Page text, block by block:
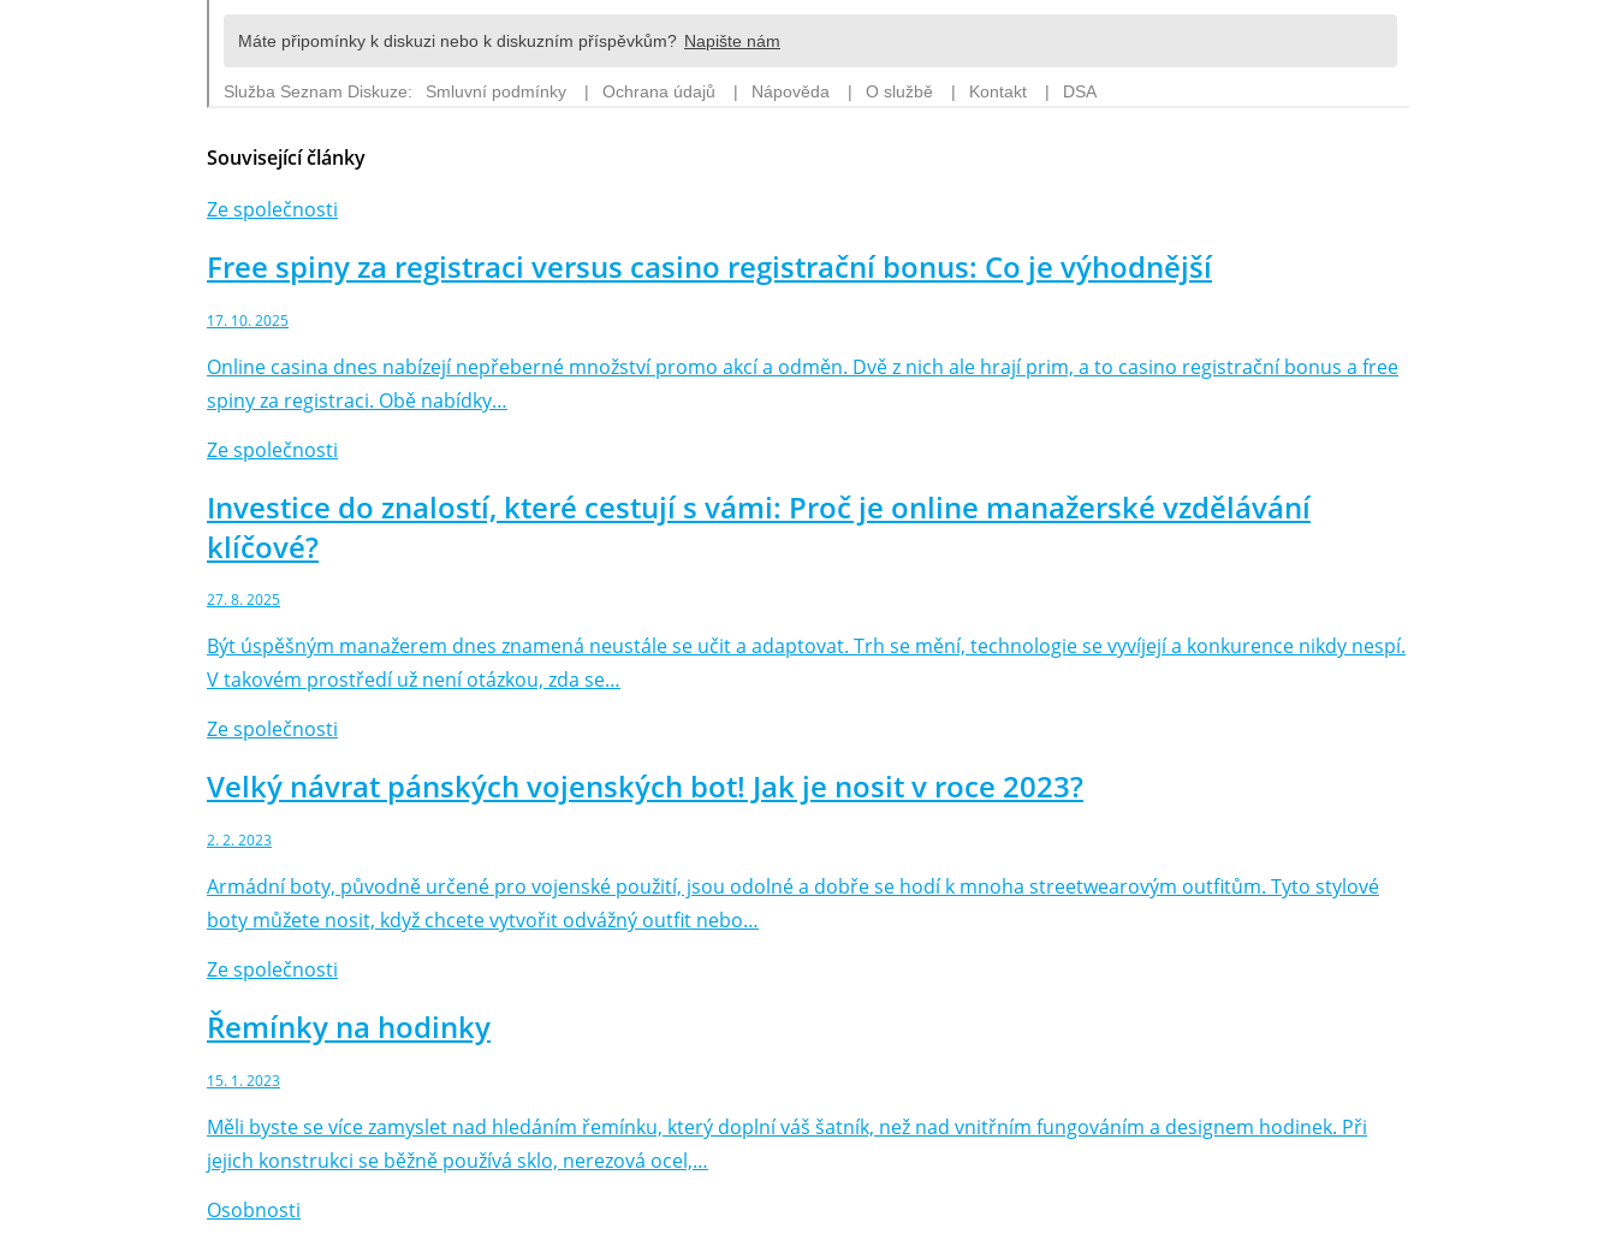
Související články
Ze společnosti
Free spiny za registraci versus casino registrační bonus: Co je výhodnější
17. 10. 2025
Online casina dnes nabízejí nepřeberné množství promo akcí a odměn. Dvě z nich ale hrají prim, a to casino registrační bonus a free
spiny za registraci. Obě nabídky…
Ze společnosti
Investice do znalostí, které cestují s vámi: Proč je online manažerské vzdělávání
klíčové?
27. 8. 2025
Být úspěšným manažerem dnes znamená neustále se učit a adaptovat. Trh se mění, technologie se vyvíjejí a konkurence nikdy nespí.
V takovém prostředí už není otázkou, zda se…
Ze společnosti
Velký návrat pánských vojenských bot! Jak je nosit v roce 2023?
2. 2. 2023
Armádní boty, původně určené pro vojenské použití, jsou odolné a dobře se hodí k mnoha streetwearovým outfitům. Tyto stylové
boty můžete nosit, když chcete vytvořit odvážný outfit nebo…
Ze společnosti
Řemínky na hodinky
15. 1. 2023
Měli byste se více zamyslet nad hledáním řemínku, který doplní váš šatník, než nad vnitřním fungováním a designem hodinek. Při
jejich konstrukci se běžně používá sklo, nerezová ocel,…
Osobnosti